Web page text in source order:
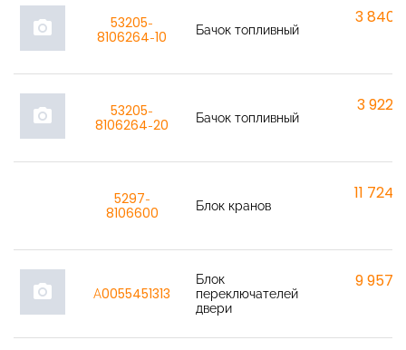
photo_camera
53205-
8106264-10
Бачок топливный
3
photo_camera
53205-
8106264-20
Бачок топливный
3
5297-
8106600
Блок кранов
11
photo_camera A0055451313
Блок
переключателей
двери
9